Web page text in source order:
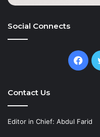
Social Connects
Contact Us
Editor in Chief: Abdul Farid